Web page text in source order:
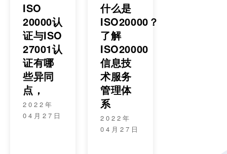
ISO
20000认
证与ISO
27001认
证有哪
些异同
点，
2022年
04月27日
什么是
ISO20000？
了解
ISO20000
信息技
术服务
管理体
系
2022年
04月27日